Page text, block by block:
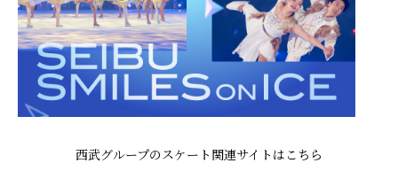
西武グループのスケート関連サイトはこちら